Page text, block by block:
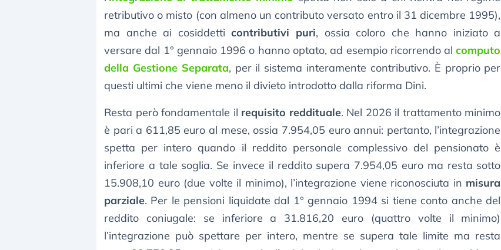
retributivo o misto (con almeno un contributo versato entro il 31 dicembre 1995),
ma anche ai cosiddetticontributivi puri, ossia coloro che hanno iniziato a
versare dal 1° gennaio 1996 o hanno optato, ad esempio ricorrendo alcomputo
della Gestione Separata, per il sistema interamente contributivo. È proprio per
questi ultimi che viene meno il divieto introdotto dalla riforma Dini.
Resta però fondamentale il requisito reddituale. Nel 2026 il trattamento minimo
è pari a 611,85 euro al mese, ossia 7.954,05 euro annui: pertanto, l’integrazione
spetta per intero quando il reddito personale complessivo del pensionato è
inferiore a tale soglia. Se invece il reddito supera 7.954,05 euro ma resta sotto
15.908,10 euro (due volte il minimo), l’integrazione viene riconosciuta in misura
parziale. Per le pensioni liquidate dal 1° gennaio 1994 si tiene conto anche del
reddito coniugale: se inferiore a 31.816,20 euro (quattro volte il minimo)
l’integrazione può spettare per intero, mentre se supera tale limite ma resta